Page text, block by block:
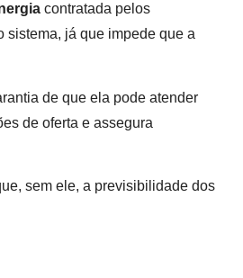
contratada pelos
sistema, já que impede que a
de que ela pode atender
de oferta e assegura
sem ele, a previsibilidade dos